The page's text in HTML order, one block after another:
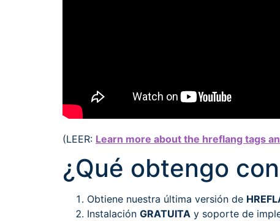
(LEER: Learn more about the hreflang tags
¿Qué obtengo
Obtiene nuestra última versión de
Instalación GRATUITA y soporte de